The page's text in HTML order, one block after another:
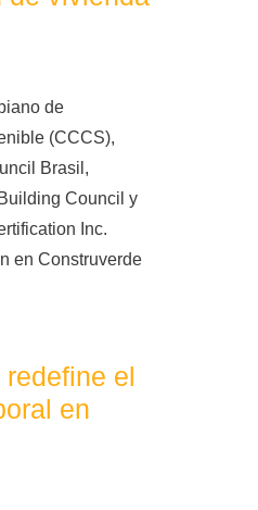
de
(CCCS),
Brasil,
Council y
Inc.
en Construverde
el
en